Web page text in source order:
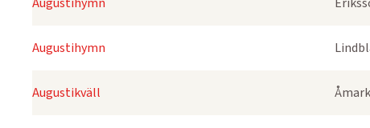
Augustihymn
Augustikväll